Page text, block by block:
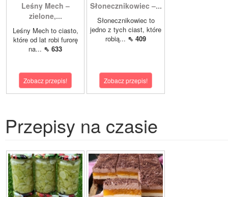
Leśny Mech –
zielone,...
Leśny Mech to ciasto,
które od lat robi furorę
na... ⇖ 633
Zobacz przepis!
Słonecznikowiec –...
Słonecznikowiec to
jedno z tych ciast, które
robią... ⇖ 409
Zobacz przepis!
Przepisy na czasie